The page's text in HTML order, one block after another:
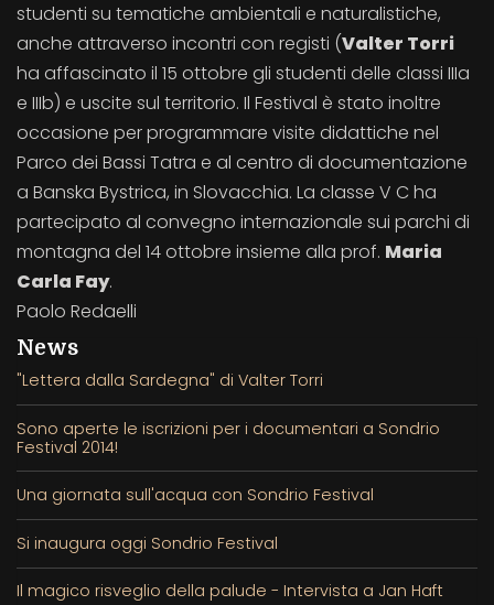
studenti su tematiche ambientali e naturalistiche,
anche attraverso incontri con registi (Valter Torri
ha affascinato il 15 ottobre gli studenti delle classi IIIa
e IIIb) e uscite sul territorio. Il Festival è stato inoltre
occasione per programmare visite didattiche nel
Parco dei Bassi Tatra e al centro di documentazione
a Banska Bystrica, in Slovacchia. La classe V C ha
partecipato al convegno internazionale sui parchi di
montagna del 14 ottobre insieme alla prof. Maria
Carla Fay.
Paolo Redaelli
News
"Lettera dalla Sardegna" di Valter Torri
Sono aperte le iscrizioni per i documentari a Sondrio
Festival 2014!
Una giornata sull'acqua con Sondrio Festival
Si inaugura oggi Sondrio Festival
Il magico risveglio della palude - Intervista a Jan Haft